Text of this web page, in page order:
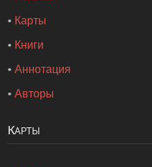
• Карты
• Книги
•Аннотация
•Авторы
Карты